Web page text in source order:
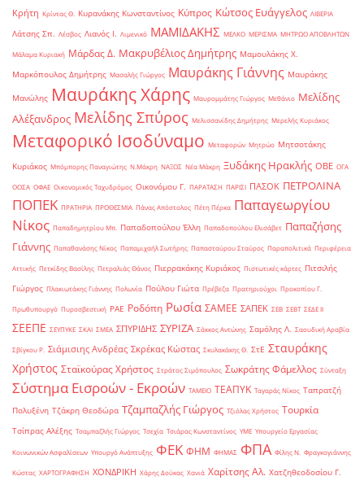
Κρήτη Κρίντας Θ. Κυρανάκης Κωνσταντίνος Κύπρος Κώτσος Ευάγγελος ΛΙΒΕΡΙΑ
Λάτσης Σπ. Λέσβος Λιανός Ι. Λιμενικό ΜΑΜΙΔΑΚΗΣ ΜΕΛΚΟ ΜΕΡΙΣΜΑ ΜΗΤΡΩΟ ΑΠΟΒΛΗΤΩΝ
Μάλαμα Κυριακή Μάρδας Δ. Μακρυβέλιος Δημήτρης Μαμουλάκης Χ.
Μαρκόπουλος Δημήτρης Μασαλής Γιώργος Μαυράκης Γιάννης Μαυράκης
Μανώλης Μαυράκης Χάρης Μαυρομμάτης Γιώργος Μεθάνιο Μελίδης
Αλέξανδρος Μελίδης Σπύρος Μελισσανίδης Δημήτρης Μερελής Κυριάκος
Μεταφορικό Ισοδύναμο Μεταφορών Μητρώο Μητσοτάκης
Κυριάκος Μπόμπορης Παναγιώτης Ν.Μάκρη ΝΑΞΟΣ Νέα Μάκρη Ξυδάκης Ηρακλής ΟΒΕ ΟΓΑ
ΟΟΣΑ ΟΦΑΕ Οικονομικός Ταχυδρόμος Οικονόμου Γ. ΠΑΡΑΤΑΣΗ ΠΑΡΙΣΙ ΠΑΣΟΚ ΠΕΤΡΟΛΙΝΑ
ΠΟΠΕΚ ΠΡΑΤΗΡΙΑ ΠΡΟΘΕΣΜΙΑ Πάνας Απόστολος Πέτη Πέρκα Παπαγεωργίου
Νίκος Παπαδημητρίου Μπ. Παπαδοπούλου Έλλη Παπαδοπούλου Ελισάβετ Παπαζήσης
Γιάννης Παπαθανάσης Νίκος Παπαμιχαήλ Σωτήρης Παπασταύρου Σταύρος Παραπολιτικά Περιφέρεια
Αττικής Πετκίδης Βασίλης Πετραλιάς Θάνος Πιερρακάκης Κυριάκος Πιστωτικές κάρτες Πιτσιλής
Γιώργος Πλακιωτάκης Γιάννης Πολωνία Πούλου Γιώτα Πρέβεζα Πρατηριούχοι Προκοπίου Γ.
Πρωθυπουργό Πυροσβεστική ΡΑΕ Ροδόπη Ρωσία ΣΑΜΕΕ ΣΑΠΕΚ ΣΕΒ ΣΕΒΤ ΣΕΔΕ ΙΙ
ΣΕΕΠΕ ΣΕΥΠΥΚΕ ΣΚΑΙ ΣΜΕΑ ΣΠΥΡΙΔΗΣ ΣΥΡΙΖΑ Σάκκος Αντώνης Σαμόλης Λ. Σαουδική Αραβία
Σβίγκου Ρ. Σιάμισιης Ανδρέας Σκρέκας Κώστας Σκυλακάκης Θ. ΣτΕ Σταυράκης
Χρήστος Σταϊκούρας Χρήστος Στράτος Σιμόπουλος Σωκράτης Φάμελλος Σύνταξη
Σύστημα Εισροών - Εκροών ΤΑΜΕΙΟ ΤΕΑΠΥΚ Ταγαράς Νίκος Ταπρατζή
Πολυξένη Τζάκρη Θεοδώρα Τζαμπαζλής Γιώργος Τζιόλας Χρήστος Τουρκία
Τσίπρας Αλέξης Τσαμπαζλής Γιώργος Τσεχία Τσιάρας Κωνσταντίνος ΥΜΕ Υπουργείο Εργασίας
Κοινωνικών Ασφαλίσεων Υπουργό Ανάπτυξης ΦΕΚ ΦΗΜ ΦΗΜΑΣ ΦΠΑ Φίλης Ν. Φραγκογιάννης
Κώστας ΧΑΡΤΟΓΡΑΦΗΣΗ ΧΟΝΔΡΙΚΗ Χάρης Δούκας Χανιά Χαρίτσης Αλ. Χατζηθεοδοσίου Γ.